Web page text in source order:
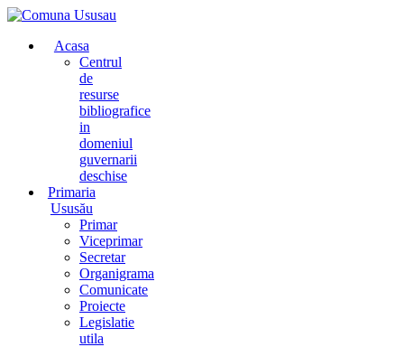
Acasa
Centrul
de
resurse
bibliografice
in
domeniul
guvernarii
deschise
Primaria
Ususău
Primar
Viceprimar
Secretar
Organigrama
Comunicate
Proiecte
Legislatie
utila